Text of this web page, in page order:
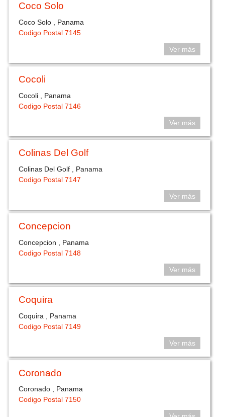
Coco Solo
Coco Solo , Panama
Codigo Postal 7145
Ver más
Cocoli
Cocoli , Panama
Codigo Postal 7146
Ver más
Colinas Del Golf
Colinas Del Golf , Panama
Codigo Postal 7147
Ver más
Concepcion
Concepcion , Panama
Codigo Postal 7148
Ver más
Coquira
Coquira , Panama
Codigo Postal 7149
Ver más
Coronado
Coronado , Panama
Codigo Postal 7150